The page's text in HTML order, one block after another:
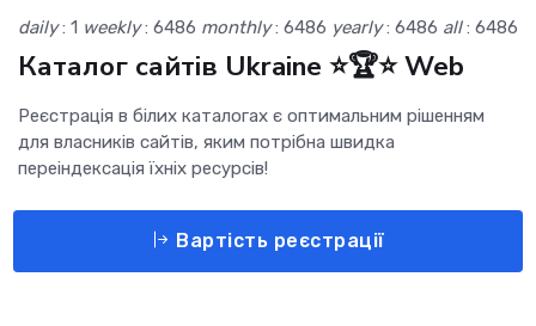
daily: 1 weekly: 6486 monthly: 6486 yearly: 6486 all: 6486
Каталог сайтів Ukraine ⭐🏆⭐ Web
Реєстрація в білих каталогах є оптимальним рішенням
для власників сайтів, яким потрібна швидка
переіндексація їхніх ресурсів!
Вартість реєстрації